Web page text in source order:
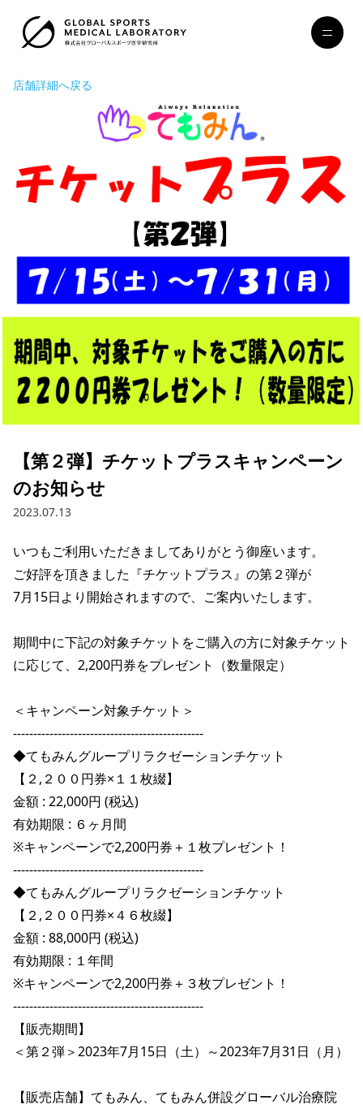
店舗詳細へ戻る
【第２弾】チケットプラスキャンペーン
のお知らせ
2023.07.13
いつもご利用いただきましてありがとう御座います。
ご好評を頂きました『チケットプラス』の第２弾が
7月15日より開始されますので、ご案内いたします。
期間中に下記の対象チケットをご購入の方に対象チケット
に応じて、2,200円券をプレゼント（数量限定）
＜キャンペーン対象チケット＞
-----------------------------------------------
◆てもみんグループリラクゼーションチケット
【２,２００円券×１１枚綴】
金額 : 22,000円 (税込)
有効期限 : ６ヶ月間
※キャンペーンで2,200円券＋１枚プレゼント！
-----------------------------------------------
◆てもみんグループリラクゼーションチケット
【２,２００円券×４６枚綴】
金額 : 88,000円 (税込)
有効期限 : １年間
※キャンペーンで2,200円券＋３枚プレゼント！
-----------------------------------------------
【販売期間】
＜第２弾＞2023年7月15日（土）～2023年7月31日（月）
【販売店舗】てもみん、てもみん併設グローバル治療院